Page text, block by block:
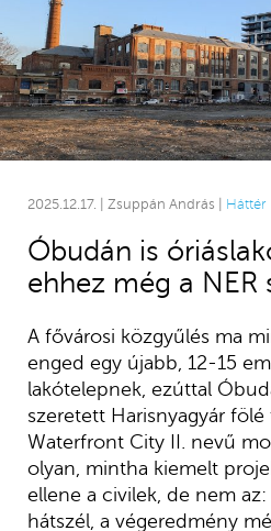
2025.12.17. | Zsuppán András | Háttér
Óbudán is
ehhez még a NER
A fővárosi közgyűlés ma
enged egy újabb, 12-15
lakótelepnek, ezúttal
szeretett Harisnyagyár
Waterfront City II. nevű
olyan, mintha kiemelt
ellene a civilek, de nem
hátszél, a végeredmény